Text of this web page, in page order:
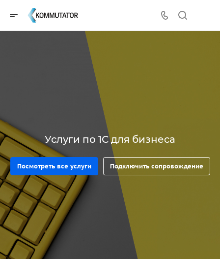
Услуги по 1С для бизнеса
Посмотреть все услуги Подключить сопровождение